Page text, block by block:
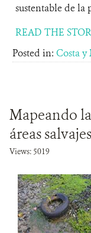
sustentable de la
READ THE
Posted in: Costa y
Mapeando
áreas
Views: 5019